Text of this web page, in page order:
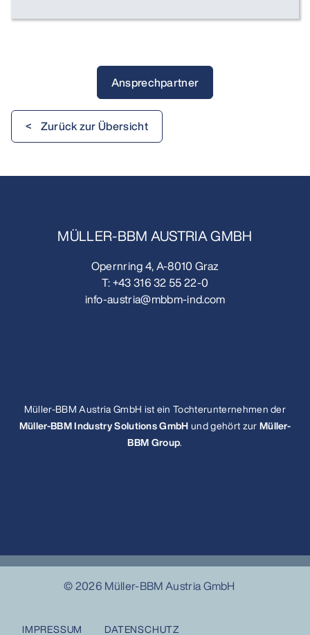
Ansprechpartner
< Zurück zur Übersicht
MÜLLER-BBM AUSTRIA GMBH
Opernring 4, A-8010 Graz
T:+43 316 32 55 22-0
info-austria@mbbm-ind.com
Müller-BBM Austria GmbH ist ein Tochterunternehmen der
Müller-BBM Industry Solutions GmbHund gehört zurMüller-
BBM Group.
© 2026 Müller-BBM Austria GmbH
IMPRESSUM DATENSCHUTZ